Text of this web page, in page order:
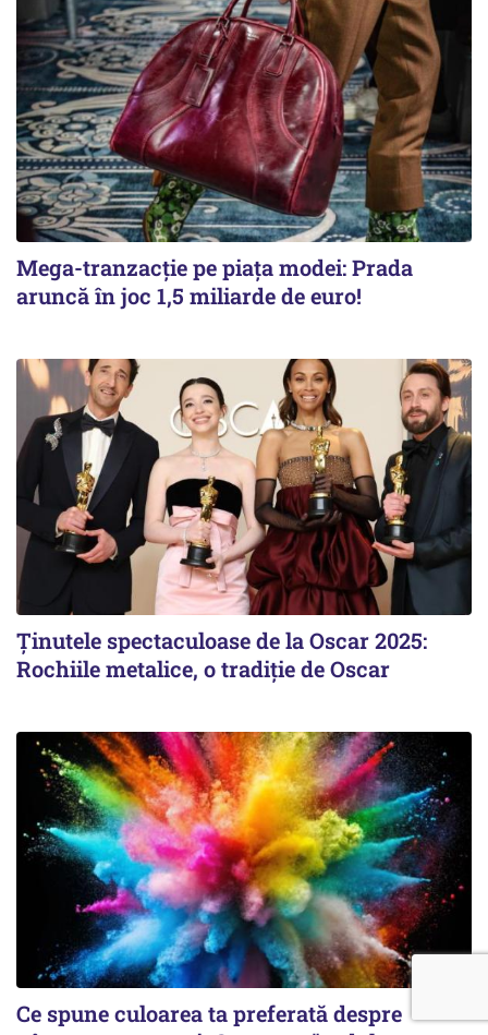
Mega-tranzacție pe piața modei: Prada
aruncă în joc 1,5 miliarde de euro!
Ținutele spectaculoase de la Oscar 2025:
Rochiile metalice, o tradiție de Oscar
Ce spune culoarea ta preferată despre